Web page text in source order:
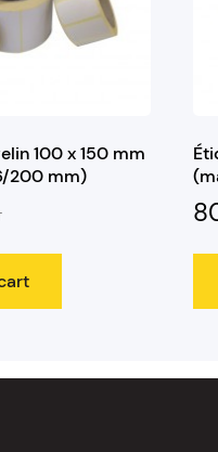
100 x 150 mm
200 mm)